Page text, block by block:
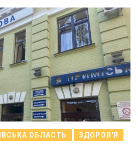
ОБЛАСТЬ ЗДОРОВ'Я